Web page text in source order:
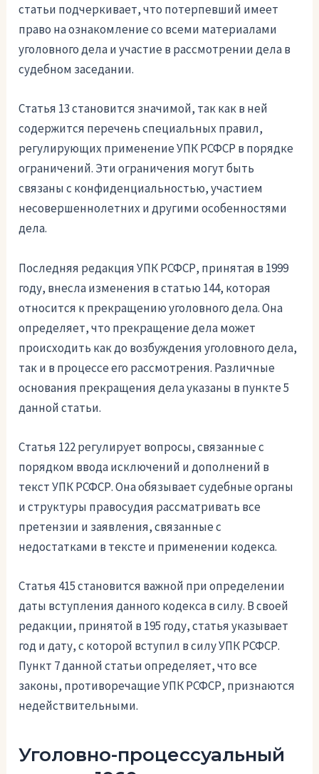
статьи подчеркивает, что потерпевший имеет
право на ознакомление со всеми материалами
уголовного дела и участие в рассмотрении дела в
судебном заседании.
Статья 13 становится значимой, так как в ней
содержится перечень специальных правил,
регулирующих применение УПК РСФСР в порядке
ограничений. Эти ограничения могут быть
связаны с конфиденциальностью, участием
несовершеннолетних и другими особенностями
дела.
Последняя редакция УПК РСФСР, принятая в 1999
году, внесла изменения в статью 144, которая
относится к прекращению уголовного дела. Она
определяет, что прекращение дела может
происходить как до возбуждения уголовного дела,
так и в процессе его рассмотрения. Различные
основания прекращения дела указаны в пункте 5
данной статьи.
Статья 122 регулирует вопросы, связанные с
порядком ввода исключений и дополнений в
текст УПК РСФСР. Она обязывает судебные органы
и структуры правосудия рассматривать все
претензии и заявления, связанные с
недостатками в тексте и применении кодекса.
Статья 415 становится важной при определении
даты вступления данного кодекса в силу. В своей
редакции, принятой в 195 году, статья указывает
год и дату, с которой вступил в силу УПК РСФСР.
Пункт 7 данной статьи определяет, что все
законы, противоречащие УПК РСФСР, признаются
недействительными.
Уголовно-процессуальный